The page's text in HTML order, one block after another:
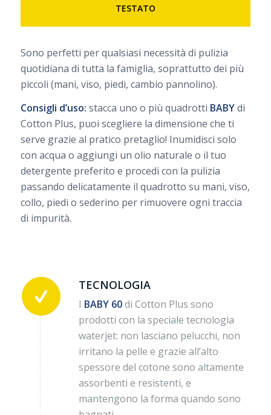
TESTATO
Sono perfetti per qualsiasi necessità di pulizia
quotidiana di tutta la famiglia, soprattutto dei più
piccoli (mani, viso, piedi, cambio pannolino).
Consigli d’uso: stacca uno o più quadrotti BABYdi
Cotton Plus, puoi scegliere la dimensione che ti
serve grazie al pratico pretaglio! Inumidisci solo
con acqua o aggiungi un olio naturale o il tuo
detergente preferito e procedi con la pulizia
passando delicatamente il quadrotto su mani, viso,
collo, piedi o sederino per rimuovere ogni traccia
di impurità.
TECNOLOGIA
I BABY 60di Cotton Plus sono
prodotti con la speciale tecnologia
waterjet: non lasciano pelucchi, non
irritano la pelle e grazie all’alto
spessore del cotone sono altamente
assorbenti e resistenti, e
mantengono la forma quando sono